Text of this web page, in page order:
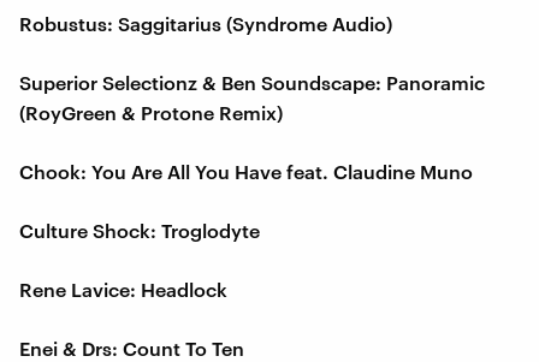
Robustus: Saggitarius (Syndrome Audio)
Superior Selectionz & Ben Soundscape: Panoramic
(RoyGreen & Protone Remix)
Chook: You Are All You Have feat. Claudine Muno
Culture Shock: Troglodyte
Rene Lavice: Headlock
Enei & Drs: Count To Ten